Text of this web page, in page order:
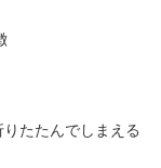
たたんでしまえる